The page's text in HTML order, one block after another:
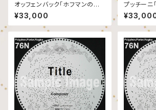
オッフェンバック「ホフマンの舟
歌」76弁ディスク
¥33,000
プッチーニ
れた日に」